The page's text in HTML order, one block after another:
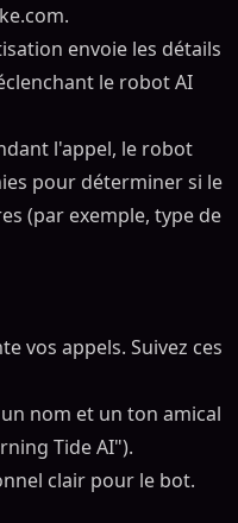
envoie les détails
le robot AI
l'appel, le robot
pour déterminer si le
(par exemple, type de
vos appels. Suivez ces
nom et un ton amical
Tide AI").
clair pour le bot.